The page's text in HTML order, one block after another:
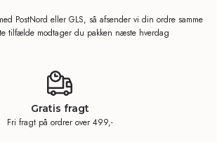
PostNord eller GLS, så afsender vi din ordre samme
tilfælde modtager du pakken næste hverdag
Gratis fragt
Fri fragt på ordrer over 499,-